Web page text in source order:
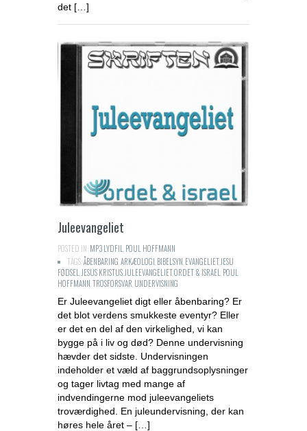
det […]
Juleevangeliet
POSTED IN:MP3 LYDFIL POUL HOFFMANN
TAGS:ÅBENBARING ARKÆOLOGI BIBELSYN EVANGELIET,JESU
FØDSEL JESUS KRISTUS JULEEVANGELIET,ORDET & ISRAEL POUL
HOFFMANN TROSFORSVAR UNDERVISNING
Er Juleevangeliet digt eller åbenbaring? Er
det blot verdens smukkeste eventyr? Eller
er det en del af den virkelighed, vi kan
bygge på i liv og død? Denne undervisning
hævder det sidste. Undervisningen
indeholder et væld af baggrundsoplysninger
og tager livtag med mange af
indvendingerne mod juleevangeliets
troværdighed. En juleundervisning, der kan
høres hele året – […]